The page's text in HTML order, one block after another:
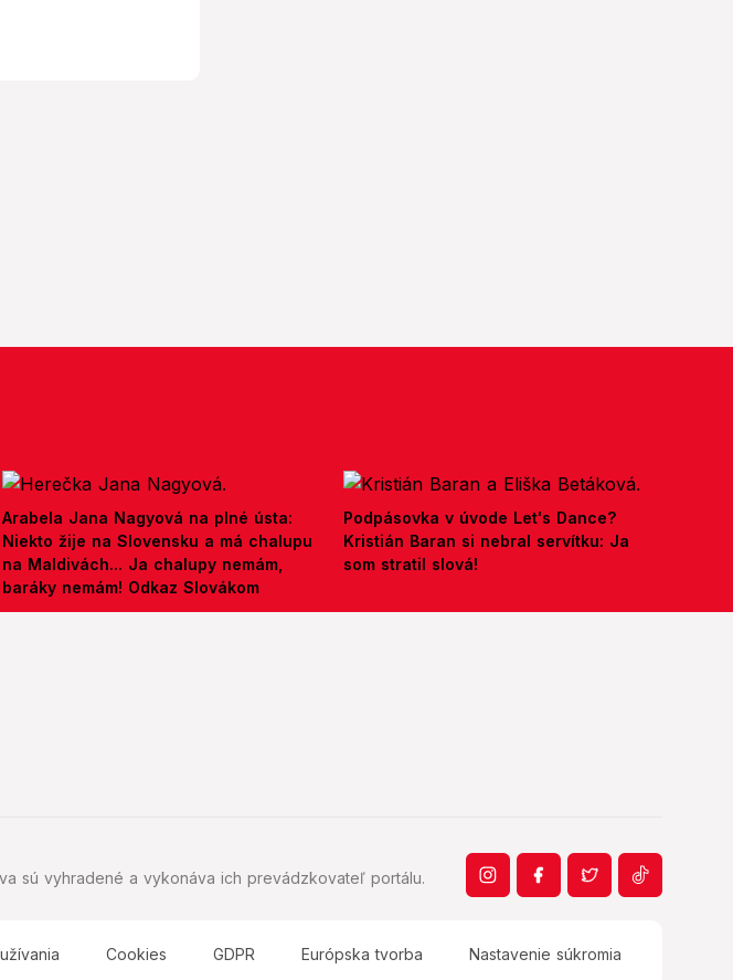
Arabela Jana Nagyová na plné ústa:
Niekto žije na Slovensku a má chalupu
na Maldivách... Ja chalupy nemám,
baráky nemám! Odkaz Slovákom
Podpásovka v úvode Let's Dance?
Kristián Baran si nebral servítku: Ja
som stratil slová!
sú vyhradené a vykonáva ich prevádzkovateľ portálu.
Cookies GDPR Európska tvorba Nastavenie súkromia